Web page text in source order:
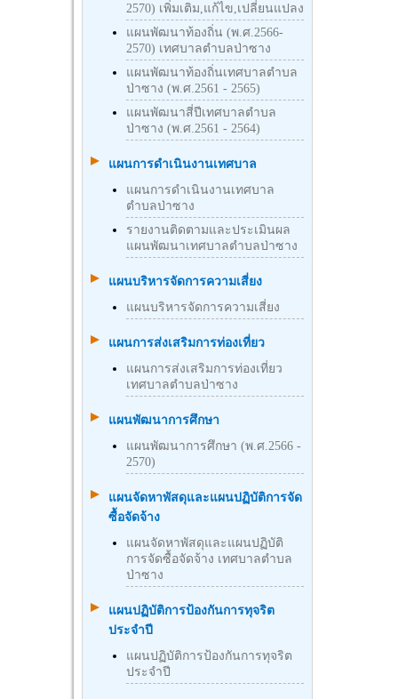
2570) เพิ่มเติม,แก้ไข,เปลี่ยนแปลง
แผนพัฒนาท้องถิ่น (พ.ศ.2566-
2570) เทศบาลตำบลป่าซาง
แผนพัฒนาท้องถิ่นเทศบาลตำบล
ป่าซาง (พ.ศ.2561 - 2565)
แผนพัฒนาสี่ปีเทศบาลตำบล
ป่าซาง (พ.ศ.2561 - 2564)
แผนการดำเนินงานเทศบาล
แผนการดำเนินงานเทศบาล
ตำบลป่าซาง
รายงานติดตามและประเมินผล
แผนพัฒนาเทศบาลตำบลป่าซาง
แผนบริหารจัดการความเสี่ยง
แผนบริหารจัดการความเสี่ยง
แผนการส่งเสริมการท่องเที่ยว
แผนการส่งเสริมการท่องเที่ยว
เทศบาลตำบลป่าซาง
แผนพัฒนาการศึกษา
แผนพัฒนาการศึกษา (พ.ศ.2566 -
2570)
แผนจัดหาพัสดุและแผนปฏิบัติการจัด
ซื้อจัดจ้าง
แผนจัดหาพัสดุและแผนปฏิบัติ
การจัดซื้อจัดจ้าง เทศบาลตำบล
ป่าซาง
แผนปฏิบัติการป้องกันการทุจริต
ประจำปี
แผนปฏิบัติการป้องกันการทุจริต
ประจำปี